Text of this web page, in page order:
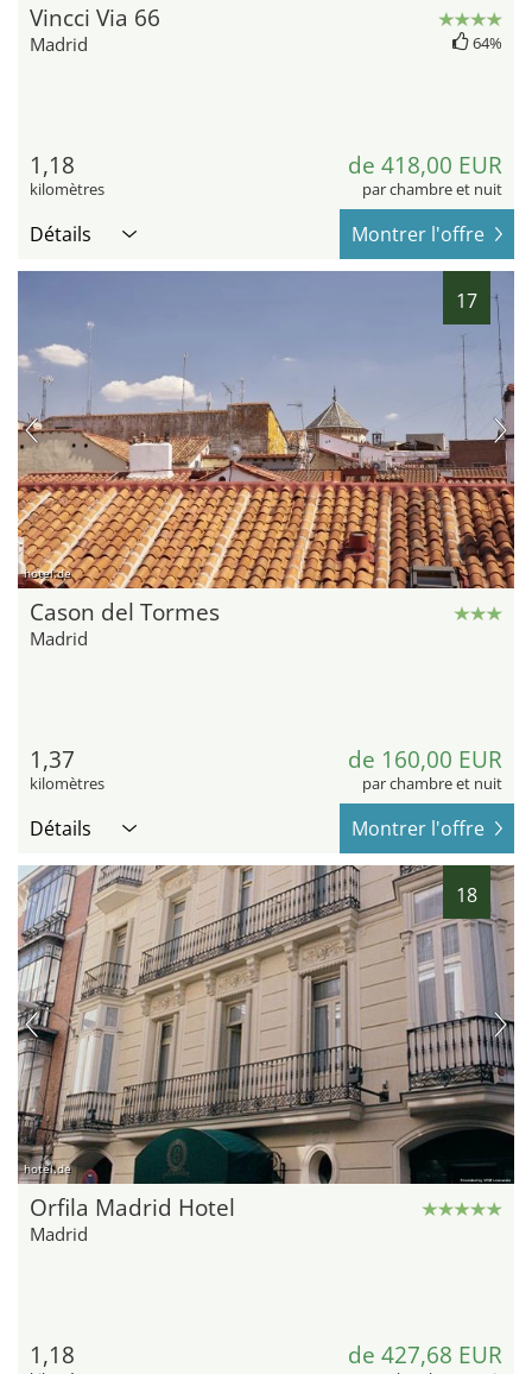
Vincci Via 66
Madrid 64%
1,18
kilomètres
de 418,00 EUR
par chambre et nuit
Détails Montrer l'offre
17
hotel.de
Cason del Tormes
Madrid
1,37
kilomètres
de 160,00 EUR
par chambre et nuit
Détails Montrer l'offre
18
hotel.de
Orfila Madrid Hotel
Madrid
1,18 de 427,68 EUR